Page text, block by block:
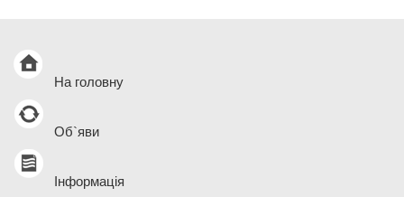
На головну
Об`яви
Інформація